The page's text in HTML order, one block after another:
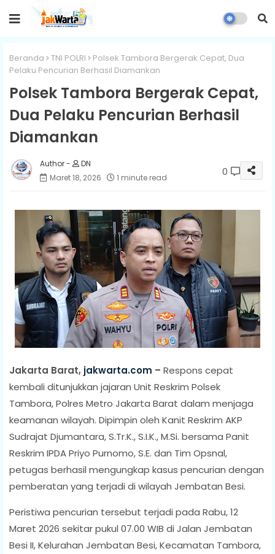
Beranda TNI POLRI
Polsek Tambora Bergerak Cepat, Dua
Pelaku Pencurian Berhasil Diamankan
Polsek Tambora Bergerak Cepat,
Dua Pelaku Pencurian Berhasil
Diamankan
DN
Maret 18, 2026
1 minute read 0
Jakarta Barat, jakwarta.com – Respons cepat
kembali ditunjukkan jajaran Unit Reskrim Polsek
Tambora, Polres Metro Jakarta Barat dalam menjaga
keamanan wilayah. Dipimpin oleh Kanit Reskrim AKP
Sudrajat Djumantara, S.Tr.K., S.I.K., M.Si. bersama Panit
Reskrim IPDA Priyo Purnomo, S.E. dan Tim Opsnal,
petugas berhasil mengungkap kasus pencurian dengan
pemberatan yang terjadi di wilayah Jembatan Besi.
Peristiwa pencurian tersebut terjadi pada Rabu, 12
Maret 2026 sekitar pukul 07.00 WIB di Jalan Jembatan
Besi II, Kelurahan Jembatan Besi, Kecamatan Tambora,